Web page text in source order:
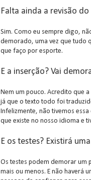
Falta ainda a revisão
Sim. Como eu sempre digo,
demorado, uma vez que tudo
que faço por esporte.
E a inserção? Vai
Nem um pouco. Acredito que
já que o texto todo foi
Infelizmente, não tivemos essa
que existe no nosso idioma e
E os testes? Existirá
Os testes podem demorar um
mais ou menos. E não haverá